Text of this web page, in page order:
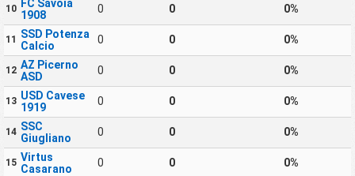
10 FC Savoia
1908
0 0 0%
11 SSD Potenza
Calcio
0 0 0%
12 AZ Picerno
ASD
0 0 0%
13 USD Cavese
1919
0 0 0%
14 SSC
Giugliano
0 0 0%
15 Virtus
Casarano
0 0 0%